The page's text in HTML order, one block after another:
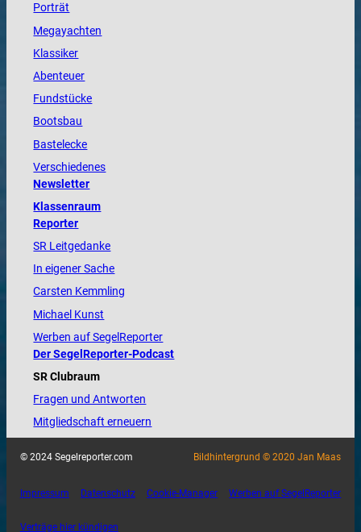
Porträt
Megayachten
Klassiker
Abenteuer
Fundstücke
Bootsbau
Bastelecke
Verschiedenes
Newsletter
Klassenraum
Reporter
SR Leitgedanke
In eigener Sache
Carsten Kemmling
Michael Kunst
Werben auf SegelReporter
Der SegelReporter-Podcast
SR Clubraum
Fragen und Antworten
Mitgliedschaft erneuern
© 2024 Segelreporter.com Bildhintergrund © 2020 Jan Maas
Impressum Datenschutz Cookie-Manager Werben auf SegelReporter
Verträge hier kündigen